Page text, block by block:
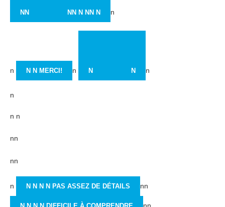
NN NN N NN N n
n N N MERCI! n N N n
n
n n
nn
nn
n N N N N PAS ASSEZ DE DÉTAILS nn
N N N N DIFFICILE À COMPRENDRE nn